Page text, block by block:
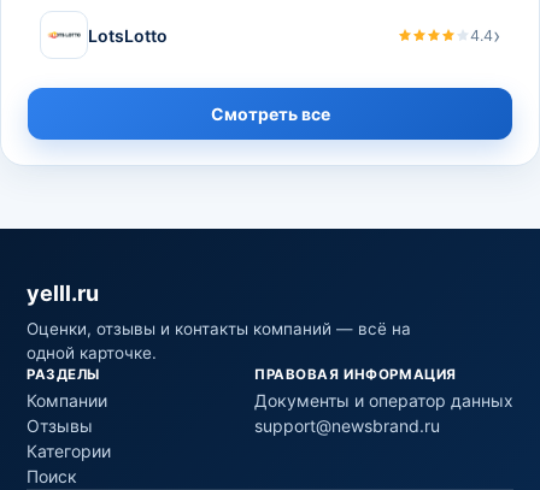
LotsLotto 4.4›
Смотреть все
yelll.ru
Оценки, отзывы и контакты компаний — всё на
одной карточке.
РАЗДЕЛЫ
Компании
Отзывы
Категории
Поиск
ПРАВОВАЯ ИНФОРМАЦИЯ
Документы и оператор данных
support@newsbrand.ru